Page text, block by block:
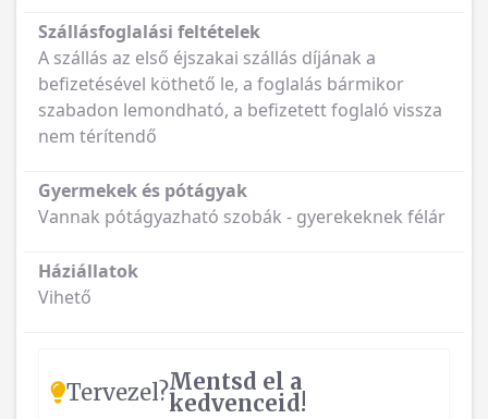
Szállásfoglalási feltételek
A szállás az első éjszakai szállás díjának a
befizetésével köthető le, a foglalás bármikor
szabadon lemondható, a befizetett foglaló vissza
nem térítendő
Gyermekek és pótágyak
Vannak pótágyazható szobák - gyerekeknek félár
Háziállatok
Vihető
Tervezel?Mentsd el a
kedvenceid!